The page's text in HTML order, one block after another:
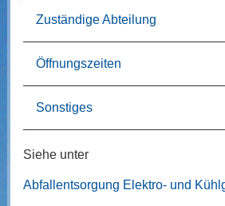
Zuständige Abteilung
Öffnungszeiten
Sonstiges
Siehe unter
Abfallentsorgung Elektro- und